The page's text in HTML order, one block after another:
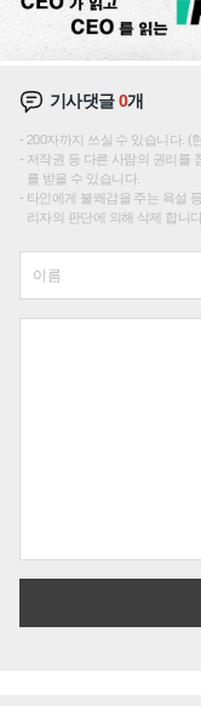
기사댓글0개
200자까지 쓰실 수 있습니다. (
저작권 등 다른 사람의 권리를
를 받을 수 있습니다.
타인에게 불쾌감을 주는 욕설
리자의 판단에 의해 삭제 합니